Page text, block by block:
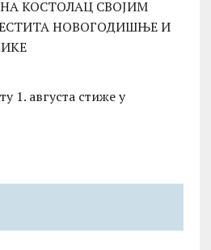
КОСТОЛАЦ СВОЈИМ
НОВОГОДИШЊЕ И
1. августа стиже у